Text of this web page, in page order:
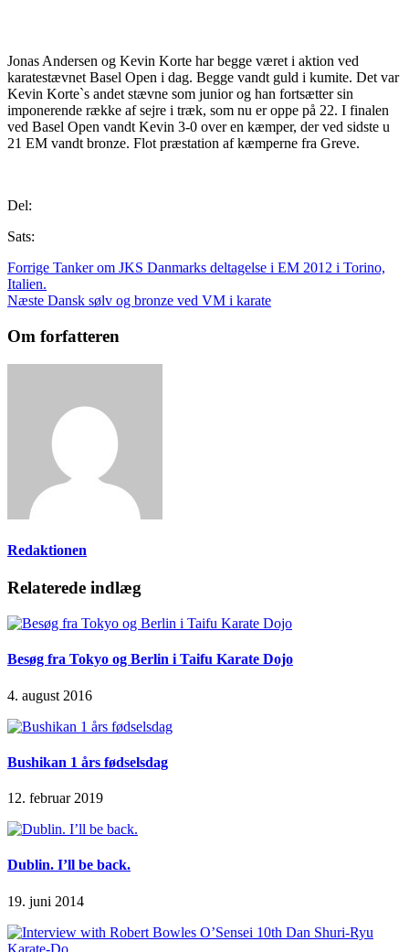
Jonas Andersen og Kevin Korte har begge været i aktion ved
karatestævnet Basel Open i dag. Begge vandt guld i kumite. Det var
Kevin Korte`s andet stævne som junior og han fortsætter sin
imponerende række af sejre i træk, som nu er oppe på 22. I finalen
ved Basel Open vandt Kevin 3-0 over en kæmper, der ved sidste u
21 EM vandt bronze. Flot præstation af kæmperne fra Greve.
Del:
Sats:
Forrige Tanker om JKS Danmarks deltagelse i EM 2012 i Torino,
Italien.
Næste Dansk sølv og bronze ved VM i karate
Om forfatteren
Redaktionen
Relaterede indlæg
Besøg fra Tokyo og Berlin i Taifu Karate Dojo
4. august 2016
Bushikan 1 års fødselsdag
12. februar 2019
Dublin. I’ll be back.
19. juni 2014